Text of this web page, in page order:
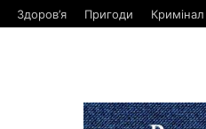
Здоров’я Пригоди Кримінал